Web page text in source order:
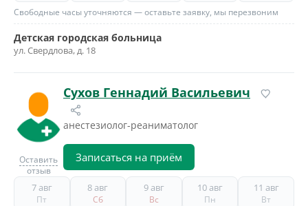
Свободные часы уточняются — оставьте заявку, мы перезвоним
Детская городская больница
ул. Свердлова, д. 18
Оставить
отзыв
Сухов Геннадий Васильевич
анестезиолог-реаниматолог
Записаться на приём
7 авг
Пт
8 авг
Сб
9 авг
Вс
10 авг
Пн
11 авг
Вт